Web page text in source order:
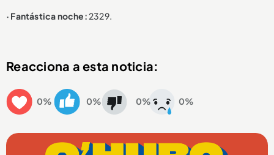
· Fantástica noche: 2329.
Reacciona a esta noticia:
0% 0% 0% 0%